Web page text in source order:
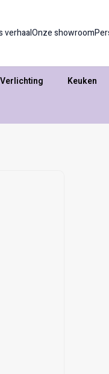
verhaalOnze showroom
Verlichting Keuken